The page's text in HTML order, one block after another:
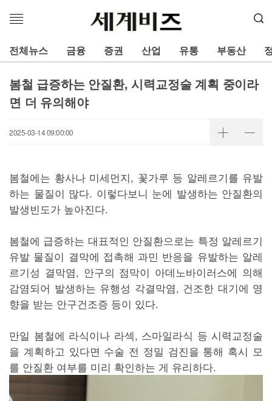
메
열
기
전체뉴스 금융 증권 산업 유통 부동산
봄철 급증하는 안질환, 시력교정술 계획 중이라
면 더 유의해야
2025-03-14 09:00:00
봄철에는 황사나 미세먼지, 꽃가루 등 알레르기를 유발
하는 물질이 많다. 이렇다보니 눈에 발생하는 안질환의
발생빈도가 높아진다.
봄철에 급증하는 대표적인 안질환으로는 특정 알레르기
유발 물질이 결막에 접촉해 과민 반응을 유발하는 알레
르기성 결막염, 안구의 점막이 아데노바이러스에 의해
감염되어 발생하는 유행성 각결막염, 건조한 대기에 영
향을 받는 안구건조증 등이 있다.
만일 봄철에 라식이나 라섹, 스마일라식 등 시력교정술
을 계획하고 있다면 수술 전 정밀 검진을 통해 혹시 모
를 안질환 여부를 미리 확인하는 게 유리하다.